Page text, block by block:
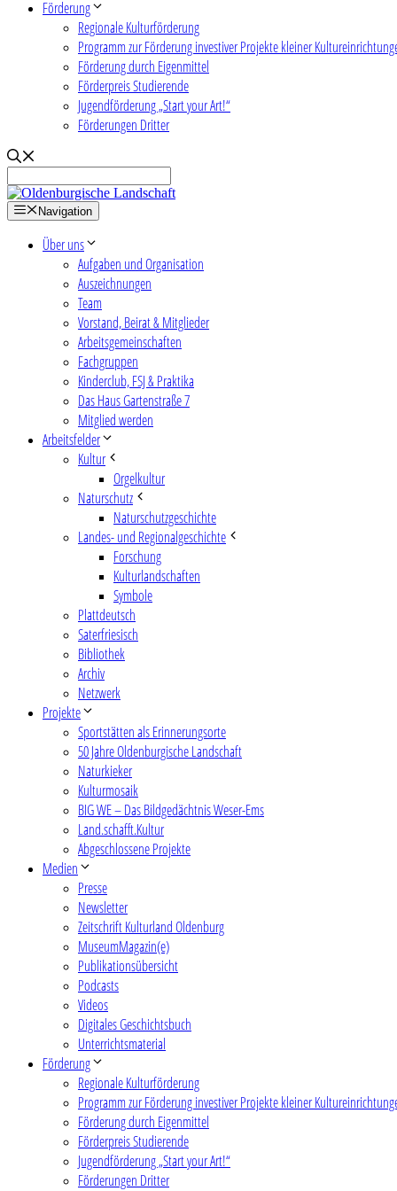
Förderung
Regionale Kulturförderung
Programm zur Förderung investiver Projekte kleiner
Förderung durch Eigenmittel
Förderpreis Studierende
Jugendförderung „Start your Art!“
Förderungen Dritter
Navigation
Über uns
Aufgaben und Organisation
Auszeichnungen
Team
Vorstand, Beirat & Mitglieder
Arbeitsgemeinschaften
Fachgruppen
Kinderclub, FSJ & Praktika
Das Haus Gartenstraße 7
Mitglied werden
Arbeitsfelder
Kultur
Orgelkultur
Naturschutz
Naturschutzgeschichte
Landes- und Regionalgeschichte
Forschung
Kulturlandschaften
Symbole
Plattdeutsch
Saterfriesisch
Bibliothek
Archiv
Netzwerk
Projekte
Sportstätten als Erinnerungsorte
50 Jahre Oldenburgische Landschaft
Naturkieker
Kulturmosaik
BIG WE – Das Bildgedächtnis Weser-Ems
Land.schafft.Kultur
Abgeschlossene Projekte
Medien
Presse
Newsletter
Zeitschrift Kulturland Oldenburg
MuseumMagazin(e)
Publikationsübersicht
Podcasts
Videos
Digitales Geschichtsbuch
Unterrichtsmaterial
Förderung
Regionale Kulturförderung
Programm zur Förderung investiver Projekte kleiner
Förderung durch Eigenmittel
Förderpreis Studierende
Jugendförderung „Start your Art!“
Förderungen Dritter